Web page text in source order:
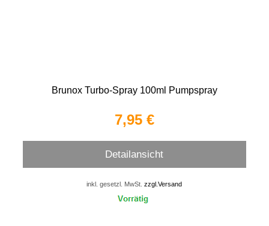
Brunox Turbo-Spray 100ml Pumpspray
7,95 €
Detailansicht
inkl. gesetzl. MwSt.zzgl.Versand